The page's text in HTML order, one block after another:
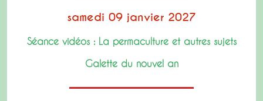
samedi 09 janvier 2027
Séance vidéos : La permaculture et autres sujets
Galette du nouvel an